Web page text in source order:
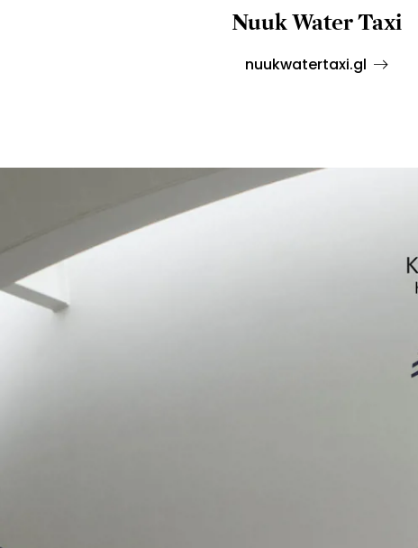
Nuuk Water Taxi
nuukwatertaxi.gl